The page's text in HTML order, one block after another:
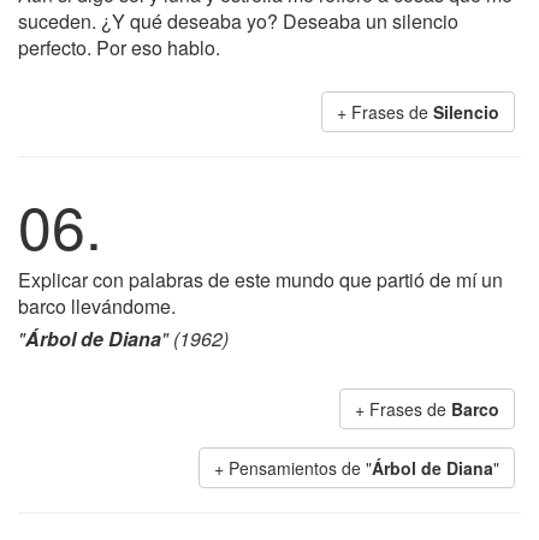
suceden. ¿Y qué deseaba yo? Deseaba un silencio
perfecto. Por eso hablo.
+ Frases de Silencio
06.
Explicar con palabras de este mundo que partió de mí un
barco llevándome.
"Árbol de Diana" (1962)
+ Frases de Barco
+ Pensamientos de "Árbol de Diana"